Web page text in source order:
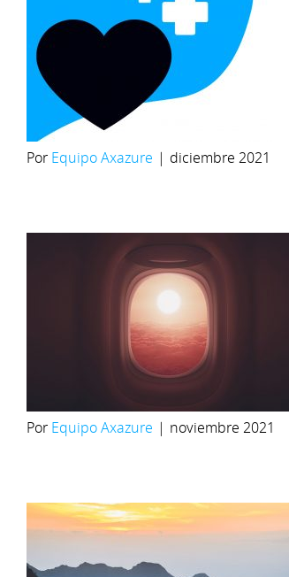
Por Equipo Axazure | diciembre 2021
Por Equipo Axazure | noviembre 2021